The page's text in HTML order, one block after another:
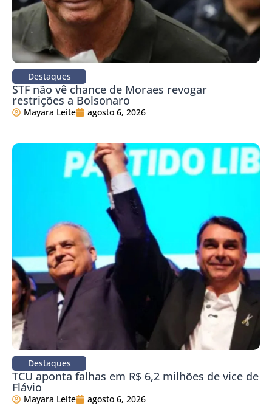
Destaques
STF não vê chance de Moraes revogar
restrições a Bolsonaro
Mayara Leite agosto 6, 2026
Destaques
TCU aponta falhas em R$ 6,2 milhões de vice de
Flávio
Mayara Leite agosto 6, 2026